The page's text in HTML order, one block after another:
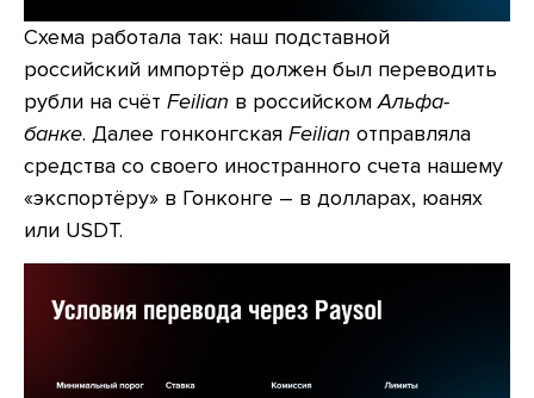
Схема работала так: наш подставной
российский импортёр должен был переводить
рубли на счёт Feilian в российскомАльфа-
банке. Далее гонконгская Feilian отправляла
средства со своего иностранного счета нашему
«экспортёру» в Гонконге – в долларах, юанях
или USDT.